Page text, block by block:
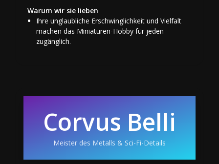
Warum wir sie lieben
Ihre unglaubliche Erschwinglichkeit und Vielfalt
machen das Miniaturen-Hobby für jeden
zugänglich.
Corvus Belli
Meister des Metalls & Sci-Fi-Details